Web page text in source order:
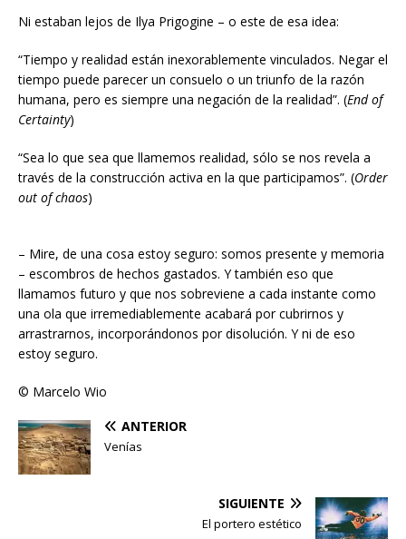
Ni estaban lejos de Ilya Prigogine – o este de esa idea:
“Tiempo y realidad están inexorablemente vinculados. Negar el
tiempo puede parecer un consuelo o un triunfo de la razón
humana, pero es siempre una negación de la realidad”. (End of
Certainty)
“Sea lo que sea que llamemos realidad, sólo se nos revela a
través de la construcción activa en la que participamos”. (Order
out of chaos)
– Mire, de una cosa estoy seguro: somos presente y memoria
– escombros de hechos gastados. Y también eso que
llamamos futuro y que nos sobreviene a cada instante como
una ola que irremediablemente acabará por cubrirnos y
arrastrarnos, incorporándonos por disolución. Y ni de eso
estoy seguro.
© Marcelo Wio
ANTERIOR
Venías
SIGUIENTE
El portero estético